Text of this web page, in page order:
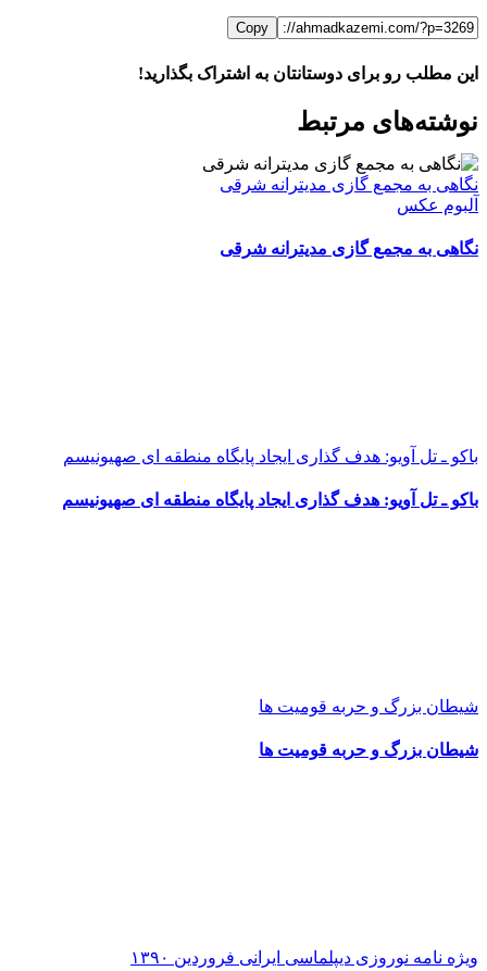
Copy
این مطلب رو برای دوستانتان به اشتراک بگذارید!
FacebookX
LinkedIn
WhatsApp
Telegram
ایمیل
نوشته‌‌های مرتبط
نگاهی به مجمع گازی مدیترانه شرقی
آلبوم عکس
نگاهی به مجمع گازی مدیترانه شرقی
باکو ـ تل آویو: هدف گذاری ایجاد پایگاه منطقه ای صهیونیسم
باکو ـ تل آویو: هدف گذاری ایجاد پایگاه منطقه ای صهیونیسم
شیطان بزرگ و حربه قومیت ها
شیطان بزرگ و حربه قومیت ها
ویژه نامه نوروزی دیپلماسی ایرانی فروردین ۱۳۹۰